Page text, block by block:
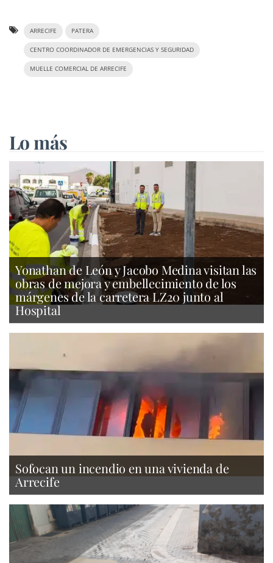
ARRECIFE PATERA
CENTRO COORDINADOR DE EMERGENCIAS Y SEGURIDAD
MUELLE COMERCIAL DE ARRECIFE
Lo más
Yonathan de León y Jacobo Medina visitan las
obras de mejora y embellecimiento de los
márgenes de la carretera LZ20 junto al
Hospital
Sofocan un incendio en una vivienda de
Arrecife